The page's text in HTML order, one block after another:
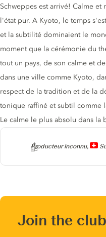
Producteur
Producteur inconnu,
Schweppes est arrivé! Calme et
l'état pur. A Kyoto, le temps
et la subtilité dominaient le
moment que la cérémonie du
tout un pays, de son calme et
dans une ville comme Kyoto,
respect de la tradition et de la
tonique raffiné et subtil comme
Le calme le plus absolu dans la
Join the